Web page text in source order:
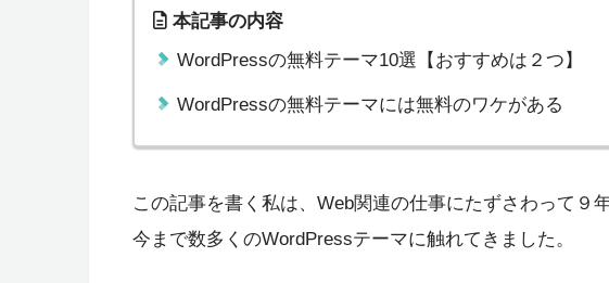
本記事の内容
WordPressの無料テーマ10選【おすすめは２つ】
WordPressの無料テーマには無料のワケがある
この記事を書く私は、Web関連の仕事にたずさわって９
今まで数多くのWordPressテーマに触れてきました。